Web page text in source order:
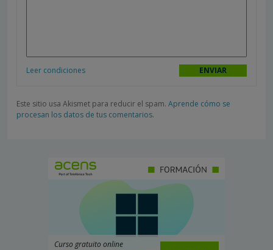
Leer condiciones
Este sitio usa Akismet para reducir el spam. Aprende cómo se
procesan los datos de tus comentarios.
Curso gratuito online